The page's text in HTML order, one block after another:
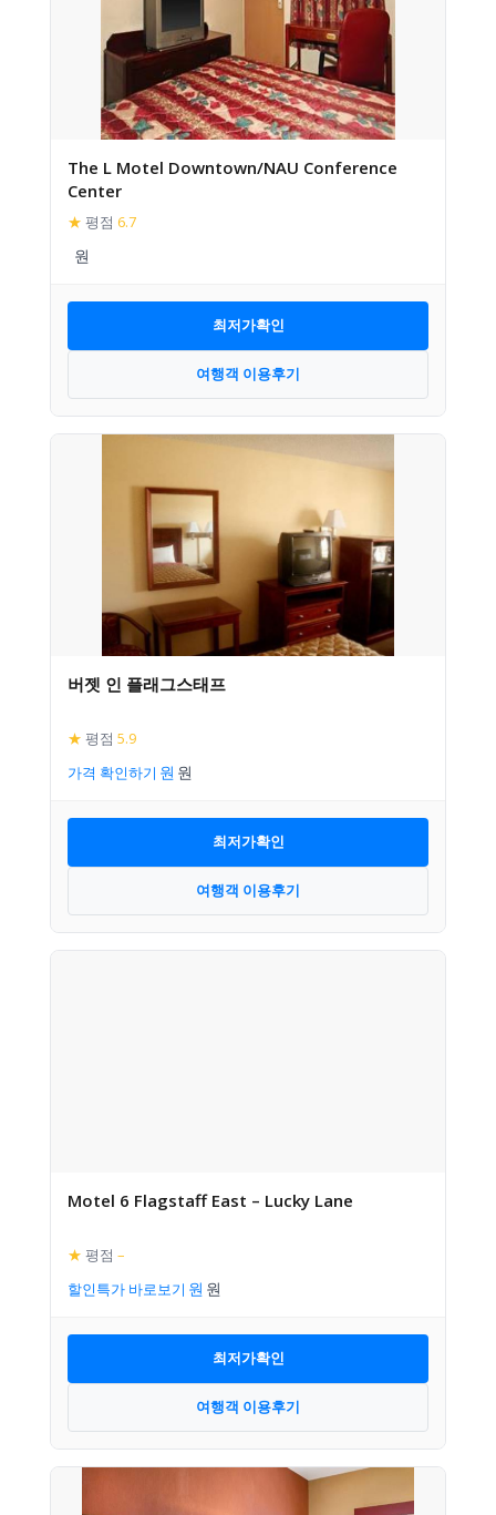
The L Motel Downtown/NAU Conference
Center
★ 평점 6.7
최저가확인
여행객 이용후기
버젯 인 플래그스태프
★ 평점 5.9
가격 확인하기
최저가확인
여행객 이용후기
Motel 6 Flagstaff East – Lucky Lane
★ 평점 –
할인특가 바로보기
최저가확인
여행객 이용후기